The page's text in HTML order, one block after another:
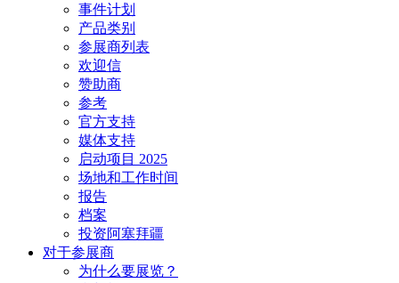
事件计划
产品类别
参展商列表
欢迎信
赞助商
参考
官方支持
媒体支持
启动项目 2025
场地和工作时间
报告
档案
投资阿塞拜疆
对于参展商
为什么要展览？